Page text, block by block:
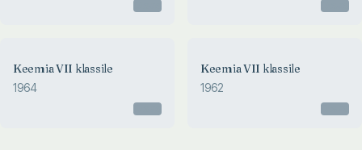
Keemia VII klassile
1964
Keemia VII klassile
1962